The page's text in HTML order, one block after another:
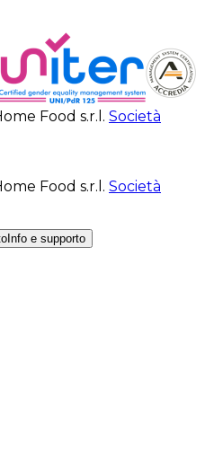
Food s.r.l. Società
Food s.r.l. Società
Info e supporto